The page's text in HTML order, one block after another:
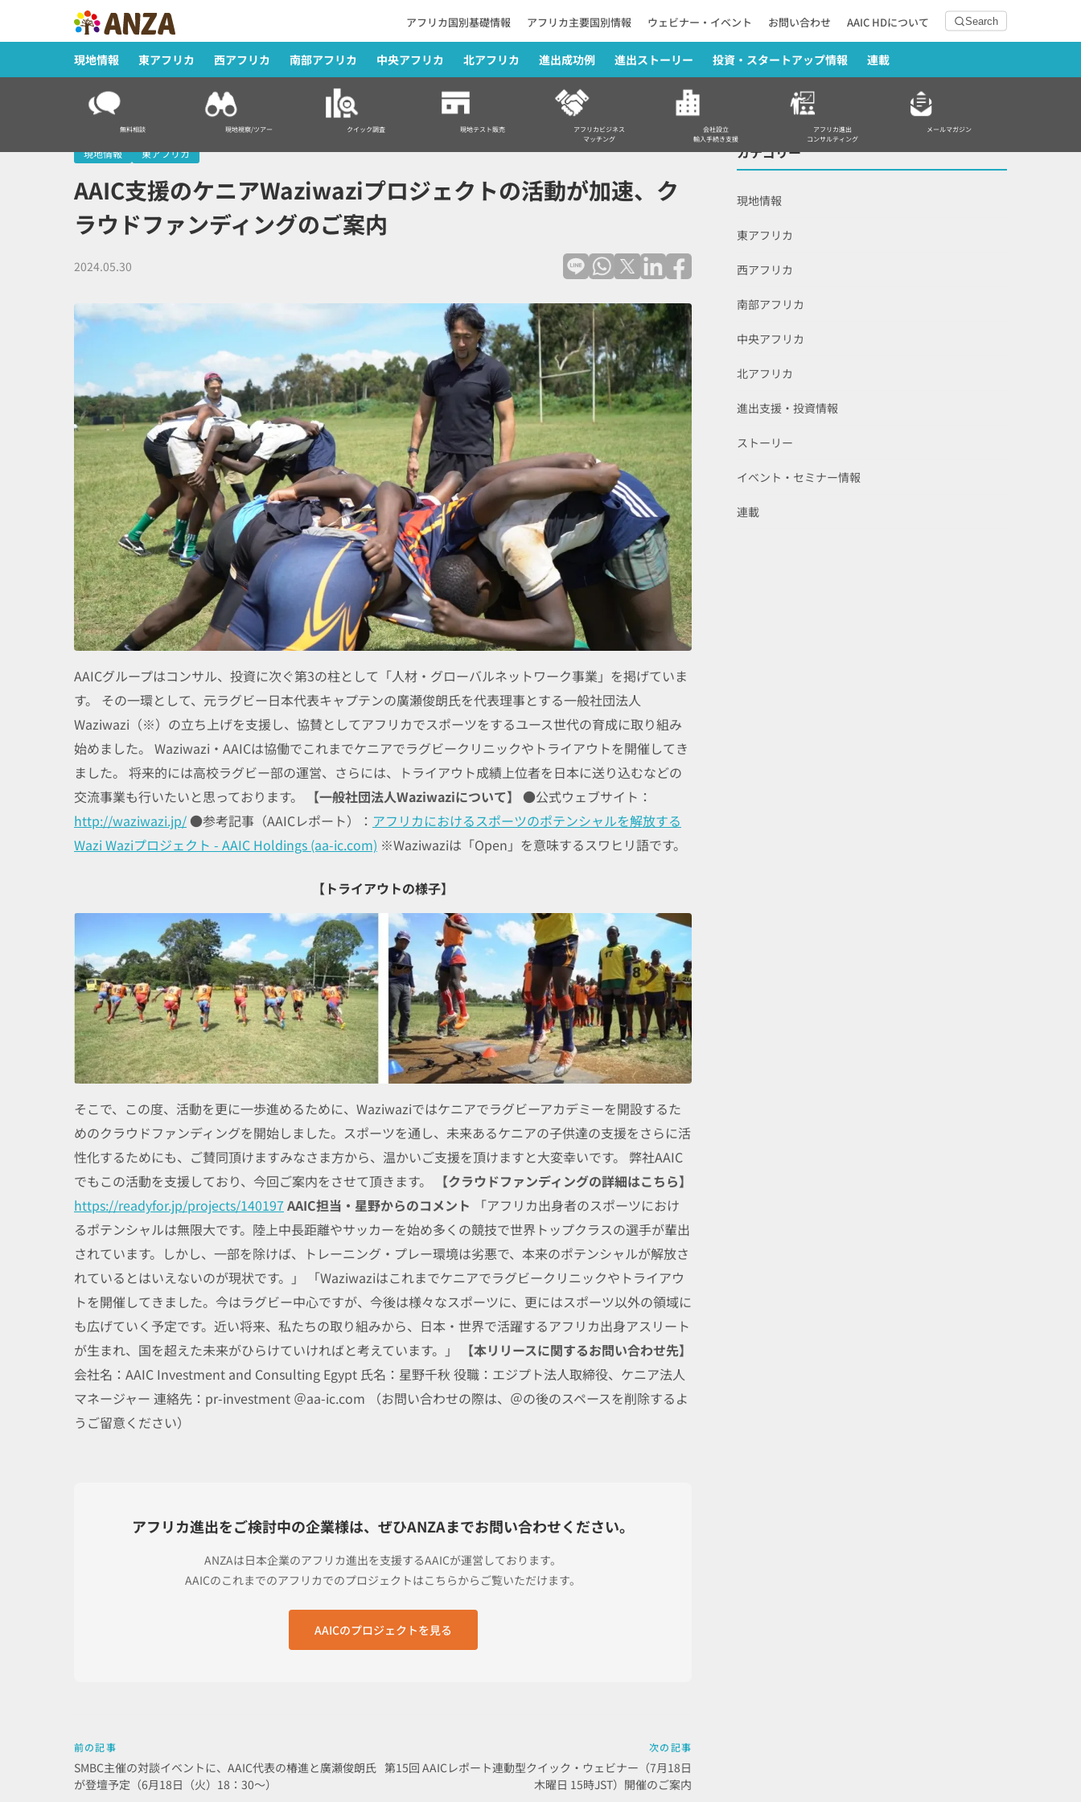
アフリカ国別基礎情報 アフリカ主要国別情報 ウェビナー・イベント お問い合わせ AAIC HDについて Search
現地情報 東アフリカ 西アフリカ 南部アフリカ 中央アフリカ 北アフリカ 進出成功例 進出ストーリー 投資・スタートアップ情報 連載
無料相談 現地視察/ツアー クイック調査 現地テスト販売
アフリカビジネス
マッチング
会社設立
輸入手続き支援
アフリカ進出
コンサルティング
メールマガジン
HOME 現地情報 AAIC支援のケニアWaziwaziプロジェクトの活動が加速、クラウドファンディングのご案内
現地情報 東アフリカ
AAIC支援のケニアWaziwaziプロジェクトの活動が加速、ク
ラウドファンディングのご案内
2024.05.30
AAICグループはコンサル、投資に次ぐ第3の柱として「人材・グローバルネットワーク事業」を掲げていま
す。 その一環として、元ラグビー日本代表キャプテンの廣瀬俊朗氏を代表理事とする一般社団法人
Waziwazi（※）の立ち上げを支援し、協賛としてアフリカでスポーツをするユース世代の育成に取り組み
始めました。 Waziwazi・AAICは協働でこれまでケニアでラグビークリニックやトライアウトを開催してき
ました。 将来的には高校ラグビー部の運営、さらには、トライアウト成績上位者を日本に送り込むなどの
交流事業も行いたいと思っております。
【一般社団法人Waziwaziについて】 ●公式ウェブサイト：
http://waziwazi.jp/●参考記事（AAICレポート）： アフリカにおけるスポーツのポテンシャルを解放する
Wazi Waziプロジェクト - AAIC Holdings (aa-ic.com) ※Waziwaziは「Open」を意味するスワヒリ語です。
【トライアウトの様子】
そこで、この度、活動を更に一歩進めるために、Waziwaziではケニアでラグビーアカデミーを開設するた
めのクラウドファンディングを開始しました。スポーツを通し、未来あるケニアの子供達の支援をさらに活
性化するためにも、ご賛同頂けますみなさま方から、温かいご支援を頂けますと大変幸いです。 弊社AAIC
でもこの活動を支援しており、今回ご案内をさせて頂きます。
【クラウドファンディングの詳細はこちら】
https://readyfor.jp/projects/140197 AAIC担当・星野からのコメント 「アフリカ出身者のスポーツにおけ
るポテンシャルは無限大です。陸上中長距離やサッカーを始め多くの競技で世界トップクラスの選手が輩出
されています。しかし、一部を除けば、トレーニング・プレー環境は劣悪で、本来のポテンシャルが解放さ
れているとはいえないのが現状です。」 「Waziwaziはこれまでケニアでラグビークリニックやトライアウ
トを開催してきました。今はラグビー中心ですが、今後は様々なスポーツに、更にはスポーツ以外の領域に
も広げていく予定です。近い将来、私たちの取り組みから、日本・世界で活躍するアフリカ出身アスリート
が生まれ、国を超えた未来がひらけていければと考えています。」
【本リリースに関するお問い合わせ先】
会社名：AAIC Investment and Consulting Egypt 氏名：星野千秋 役職：エジプト法人取締役、ケニア法人
マネージャー 連絡先：pr-investment ＠aa-ic.com （お問い合わせの際は、＠の後のスペースを削除するよ
うご留意ください）
アフリカ進出をご検討中の企業様は、 ぜひANZAまでお問い合わせください。
ANZAは日本企業のアフリカ進出を支援するAAICが運営しております。
AAICのこれまでのアフリカでのプロジェクトはこちらからご覧いただけます。
AAICのプロジェクトを見る
前の記事
SMBC主催の対談イベントに、AAIC代表の椿進と廣瀬俊朗氏
が登壇予定（6月18日（火）18：30～）
次の記事
第15回 AAICレポート連動型クイック・ウェビナー（7月18日
木曜日 15時JST）開催のご案内
カテゴリー
現地情報
東アフリカ
西アフリカ
南部アフリカ
中央アフリカ
北アフリカ
進出支援・投資情報
ストーリー
イベント・セミナー情報
連載